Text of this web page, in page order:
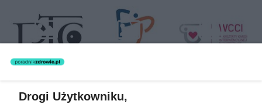
Drogi Użytkowniku,